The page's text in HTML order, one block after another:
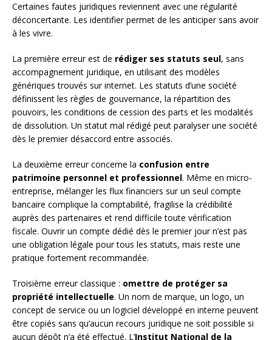
Certaines fautes juridiques reviennent avec une régularité
déconcertante. Les identifier permet de les anticiper sans avoir
à les vivre.
La première erreur est de rédiger ses statuts seul, sans
accompagnement juridique, en utilisant des modèles
génériques trouvés sur internet. Les statuts d’une société
définissent les règles de gouvernance, la répartition des
pouvoirs, les conditions de cession des parts et les modalités
de dissolution. Un statut mal rédigé peut paralyser une société
dès le premier désaccord entre associés.
La deuxième erreur concerne la confusion entre
patrimoine personnel et professionnel. Même en micro-
entreprise, mélanger les flux financiers sur un seul compte
bancaire complique la comptabilité, fragilise la crédibilité
auprès des partenaires et rend difficile toute vérification
fiscale. Ouvrir un compte dédié dès le premier jour n’est pas
une obligation légale pour tous les statuts, mais reste une
pratique fortement recommandée.
Troisième erreur classique : omettre de protéger sa
propriété intellectuelle. Un nom de marque, un logo, un
concept de service ou un logiciel développé en interne peuvent
être copiés sans qu’aucun recours juridique ne soit possible si
aucun dépôt n’a été effectué. L’Institut National de la